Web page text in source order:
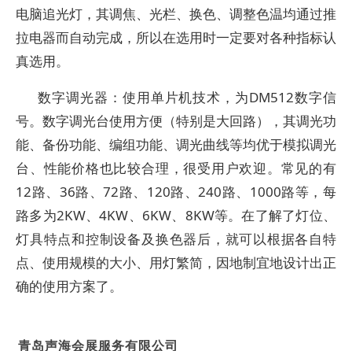
电脑追光灯，其调焦、光栏、换色、调整色温均通过推
拉电器而自动完成，所以在选用时一定要对各种指标认
真选用。
数字调光器：使用单片机技术，为DM512数字信
号。数字调光台使用方便（特别是大回路），其调光功
能、备份功能、编组功能、调光曲线等均优于模拟调光
台、性能价格也比较合理，很受用户欢迎。常见的有
12路、36路、72路、120路、240路、1000路等，每
路多为2KW、4KW、6KW、8KW等。在了解了灯位、
灯具特点和控制设备及换色器后，就可以根据各自特
点、使用规模的大小、用灯繁简，因地制宜地设计出正
确的使用方案了。
青岛声海会展服务有限公司